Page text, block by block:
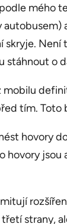
mého
Není
o
tím. Toto
hovory
hovory
strany,